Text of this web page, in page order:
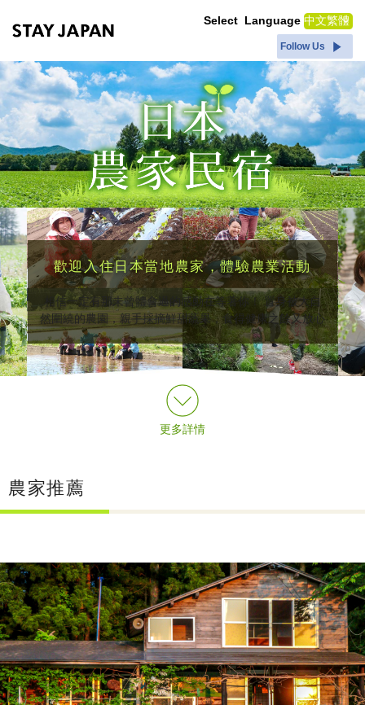
日本農業體驗之旅-日本農家民宿｜STAY JAPAN
Select Language
Follow Us
歡迎入住日本當地農家，體驗農業活動
相信一定有那未曾體會過的感動在等著你！ 置身被大自
然圍繞的農園，親手採摘鮮甜蔬果，食得健康之餘又放心
更多詳情
農家推薦